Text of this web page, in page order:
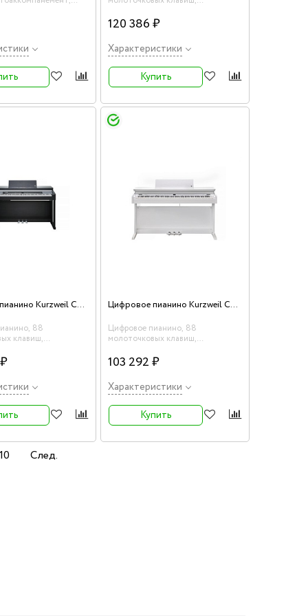
120 386 ₽
Характеристики
Купить
Цифровое пианино Kurzweil CUP P1 SR
88
клавиш,
Цифровое пианино Kurzweil CUP E1 WH
Цифровое пианино, 88
молоточковых клавиш,
103 292 ₽
Характеристики
Купить
След.